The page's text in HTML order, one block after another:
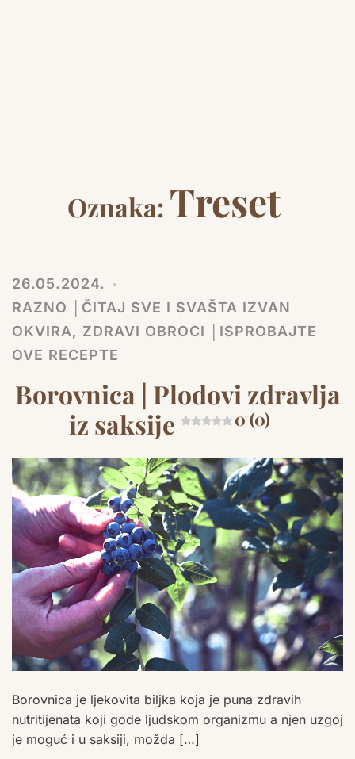
Oznaka: Treset
26.05.2024.
RAZNO │ČITAJ SVE I SVAŠTA IZVAN
OKVIRA, ZDRAVI OBROCI │ISPROBAJTE
OVE RECEPTE
Borovnica | Plodovi zdravlja
iz saksije
0 (0)
Borovnica je ljekovita biljka koja je puna zdravih
nutritijenata koji gode ljudskom organizmu a njen uzgoj
je moguć i u saksiji, možda […]